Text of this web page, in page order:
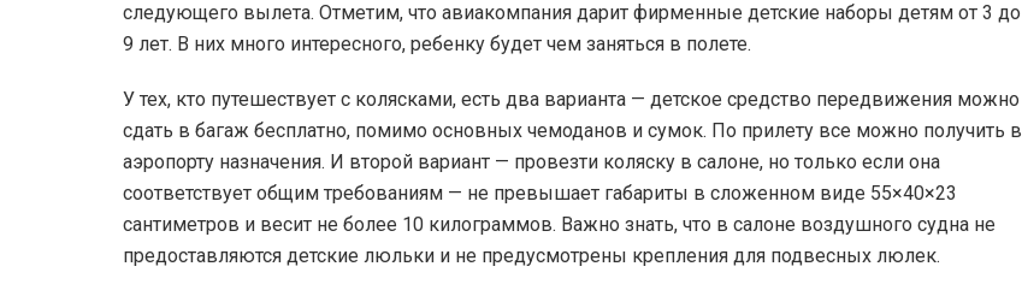
следующего вылета. Отметим, что авиакомпания дарит фирменные детские наборы детям от 3 до
9 лет. В них много интересного, ребенку будет чем заняться в полете.
У тех, кто путешествует с колясками, есть два варианта — детское средство передвижения можно
сдать в багаж бесплатно, помимо основных чемоданов и сумок. По прилету все можно получить в
аэропорту назначения. И второй вариант — провезти коляску в салоне, но только если она
соответствует общим требованиям — не превышает габариты в сложенном виде 55×40×23
сантиметров и весит не более 10 килограммов. Важно знать, что в салоне воздушного судна не
предоставляются детские люльки и не предусмотрены крепления для подвесных люлек.